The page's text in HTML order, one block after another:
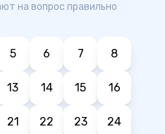
на вопрос правильно
5 6 7 8
13 14 15 16
21 22 23 24